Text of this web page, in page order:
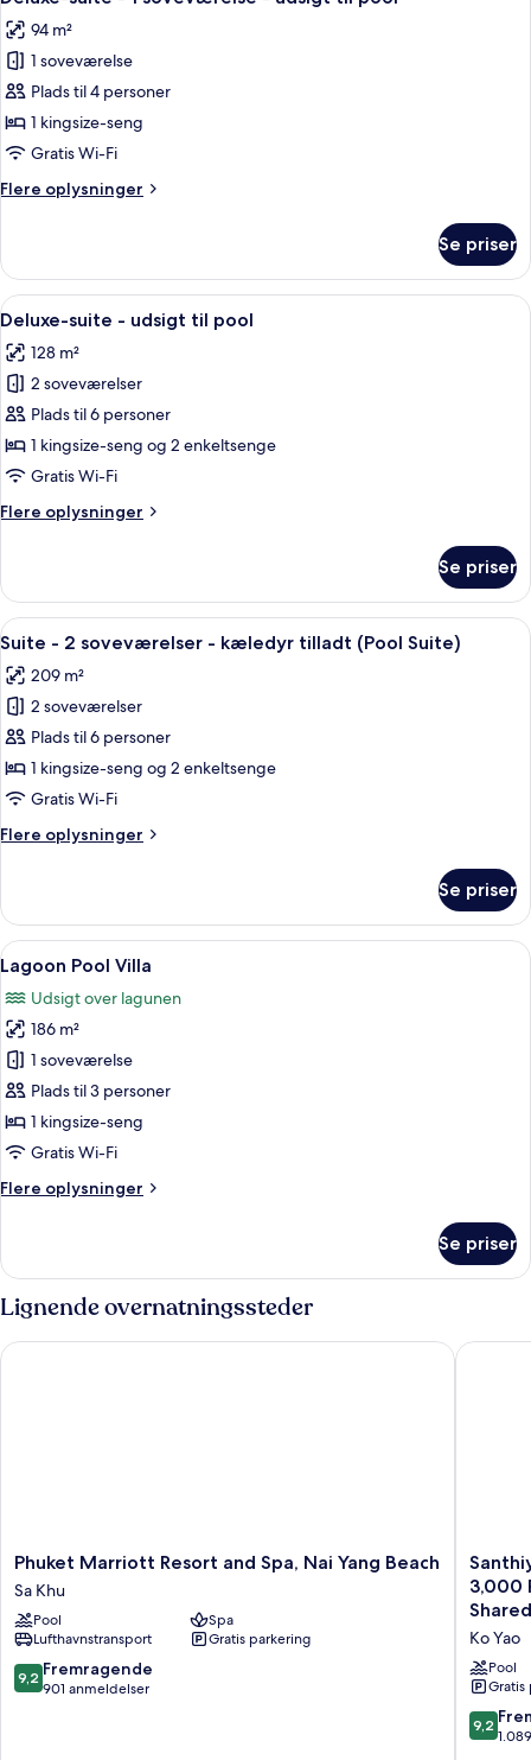
Pavilion)
alle
billeder
af
Deluxe-
suite
-
soveværelse
til
pool
94 m²
1 soveværelse
Plads til 4 personer
1 kingsize-seng
Gratis Wi-Fi
Flere oplysninger
Flere
suite
1
udsigt
pool
Se priser
Indlæs
alle
billeder
af
Deluxe-
suite
-
til
Et hotelværelse med to senge, et
8
Deluxe-suite - udsigt til pool
128 m²
2 soveværelser
Plads til 6 personer
1 kingsize-seng og 2 enkeltsenge
Gratis Wi-Fi
Flere oplysninger
Flere
suite
udsigt
pool
Se priser
Indlæs
alle
billeder
af
Suite
-
2
-
(Pool
Suite)
Et moderne poolområde udendørs
8
Suite - 2 soveværelser - kæledyr tilladt (Pool Suite)
209 m²
2 soveværelser
Plads til 6 personer
1 kingsize-seng og 2 enkeltsenge
Gratis Wi-Fi
Flere oplysninger
Flere
-
soveværelser
kæledyr
tilladt
(Pool
Suite)
Se priser
Indlæs
alle
billeder
af
Lagoon
Pool
Villa
Et hotelværelse med en stor seng,
3
Lagoon Pool Villa
Udsigt over lagunen
186 m²
1 soveværelse
Plads til 3 personer
1 kingsize-seng
Gratis Wi-Fi
Flere oplysninger
Flere
Pool
Se priser
Lignende overnatningssteder
Phuket
Marriott
Resort
and
Spa,
Nai
Yang
Phuket Marriott Resort and Spa, Nai Yang Beach
Sa Khu
Pool
Spa
Lufthavnstransport
Gratis parkering
9.2
ud
9,2 Fremragende
901 anmeldelser
Phuket Marriott Resort and Spa, Nai Yang Beach
Santhiya
Koh
Yao
Yai
Resort
&
Spa
-
Up
3,000
Ko Yao
Pool
Gratis
9.2
ud
9,2